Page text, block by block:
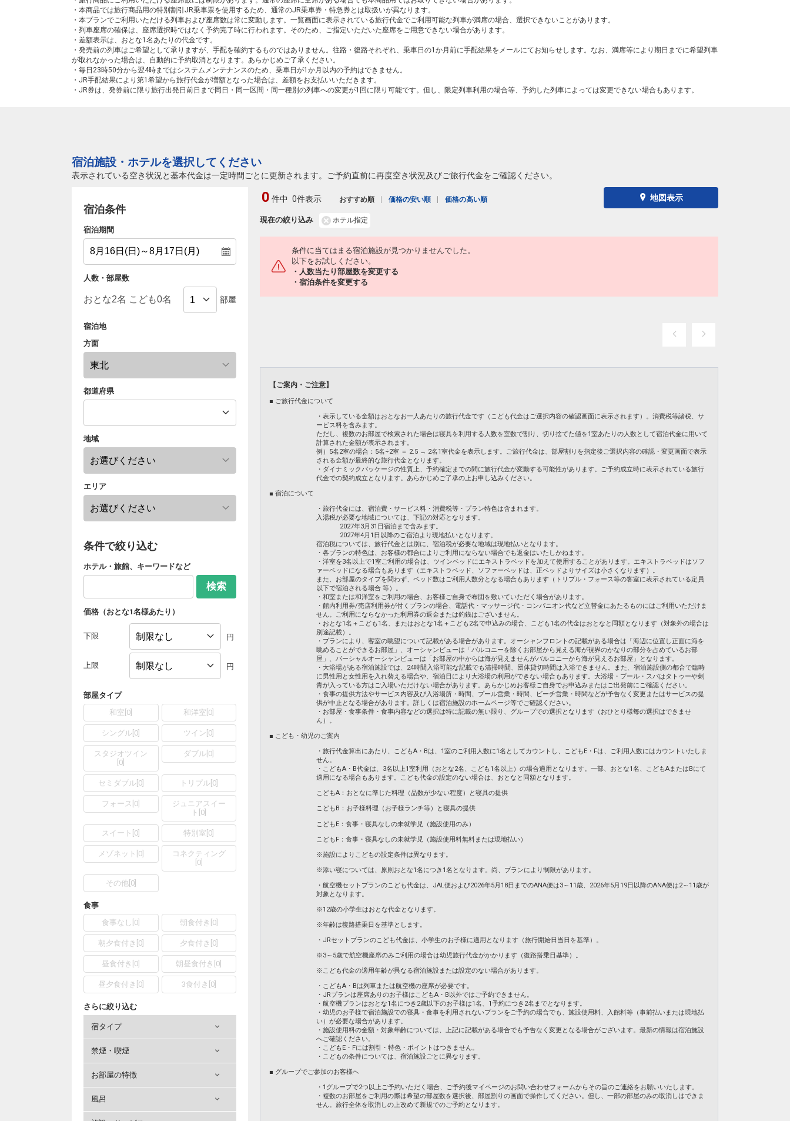
・本商品では旅行商品用の特別割引JR乗車票を使用するため、通常のJR乗車券・特急券とは取扱いが異なります。
・本プランでご利用いただける列車および座席数は常に変動します。一覧画面に表示されている旅行代金でご利用可能な列車が満席の場合、選択できないことがあります。
・列車座席の確保は、座席選択時ではなく予約完了時に行われます。そのため、ご指定いただいた座席をご用意できない場合があります。
・差額表示は、おとな1名あたりの代金です。
・発売前の列車はご希望として承りますが、手配を確約するものではありません。往路・復路それぞれ、乗車日の1か月前に手配結果をメールにてお知らせします。なお、満席等により期日までに希望列車
が取れなかった場合は、自動的に予約取消となります。あらかじめご了承ください。
・毎日23時50分から翌4時まではシステムメンテナンスのため、乗車日が1か月以内の予約はできません。
・JR手配結果により第1希望から旅行代金が増額となった場合は、差額をお支払いいただきます。
・JR券は、発券前に限り旅行出発日前日まで同日・同一区間・同一種別の列車への変更が1回に限り可能です。但し、限定列車利用の場合等、予約した列車によっては変更できない場合もあります。
宿泊施設・ホテルを選択してください
表示されている空き状況と基本代金は一定時間ごとに更新されます。ご予約直前に再度空き状況及びご旅行代金をご確認ください。
宿泊条件
宿泊期間
人数・部屋数
部屋
宿泊地
方面
都道府県
地域
エリア
条件で絞り込む
ホテル・旅館、キーワードなど
検索
価格（おとな1名様あたり）
下限 円
上限 円
部屋タイプ
和室 0 和洋室 0
シングル 0 ツイン 0
スタジオツイン
0
ダブル 0
セミダブル[ 0] トリプル[ 0]
フォース 0
ジュニアスイー
ト 0
スイート 0 特別室 0
メゾネット 0]
コネクティング
0]
その他[ 0]
食事
食事なし 0 朝食付き 0]
朝夕食付き 0] 夕食付き 0]
昼食付き 0 朝昼食付き 0
昼夕食付き 0] 3食付き 0]
さらに絞り込む
宿タイプ
禁煙・喫煙
お部屋の特徴
風呂
地図表示
現在の絞り込み ホテル指定
0 件中 0件表示 おすすめ順 価格の安い順 価格の高い順
条件に当てはまる宿泊施設が見つかりませんでした。
以下をお試しください。
・人数当たり部屋数を変更する
・宿泊条件を変更する
【ご案内・ご注意】
■ ご旅行代金について
・表示している金額はおとなお一人あたりの旅行代金です（こども代金はご選択内容の確認画面に表示されます）。消費税等諸税、サ
ービス料を含みます。
ただし、複数のお部屋で検索された場合は寝具を利用する人数を室数で割り、切り捨てた値を1室あたりの人数として宿泊代金に用いて
計算された金額が表示されます。
例）5名2室の場合：5名÷2室 ＝ 2.5 → 2名1室代金を表示します。ご旅行代金は、部屋割りを指定後ご選択内容の確認・変更画面で表示
される金額が最終的な旅行代金となります。
・ダイナミックパッケージの性質上、予約確定までの間に旅行代金が変動する可能性があります。ご予約成立時に表示されている旅行
代金での契約成立となります。あらかじめご了承の上お申し込みください。
■ 宿泊について
・旅行代金には、宿泊費・サービス料・消費税等・プラン特色は含まれます。
入湯税が必要な地域については、下記の対応となります。
2027年3月31日宿泊まで含みます。
2027年4月1日以降のご宿泊より現地払いとなります。
宿泊税については、旅行代金とは別に、宿泊税が必要な地域は現地払いとなります。
・各プランの特色は、お客様の都合によりご利用にならない場合でも返金はいたしかねます。
・洋室を3名以上で1室ご利用の場合は、ツインベッドにエキストラベッドを加えて使用することがあります。エキストラベッドはソフ
ァーベッドになる場合もあります（エキストラベッド、ソファーベッドは、正ベッドよりサイズは小さくなります）。
また、お部屋のタイプを問わず、ベッド数はご利用人数分となる場合もあります（トリプル・フォース等の客室に表示されている定員
以下で宿泊される場合 等）。
・和室または和洋室をご利用の場合、お客様ご自身で布団を敷いていただく場合があります。
・館内利用券/売店利用券が付くプランの場合、電話代・マッサージ代・コンパニオン代など立替金にあたるものにはご利用いただけま
せん。ご利用にならなかった利用券の返金または釣銭はございません。
・おとな1名＋こども1名、またはおとな1名＋こども2名で申込みの場合、こども1名の代金はおとなと同額となります（対象外の場合は
別途記載）。
・プランにより、客室の眺望について記載がある場合があります。オーシャンフロントの記載がある場合は「海辺に位置し正面に海を
眺めることができるお部屋」、オーシャンビューは「バルコニーを除くお部屋から見える海が視界のかなりの部分を占めているお部
屋」、パーシャルオーシャンビューは「お部屋の中からは海が見えませんがバルコニーから海が見えるお部屋」となります。
・大浴場がある宿泊施設では、24時間入浴可能な記載でも清掃時間、団体貸切時間は入浴できません。また、宿泊施設側の都合で臨時
に男性用と女性用を入れ替える場合や、宿泊日により大浴場の利用ができない場合もあります。大浴場・プール・スパはタトゥーや刺
青が入っている方はご入場いただけない場合があります。あらかじめお客様ご自身でお申込みまたはご出発前にご確認ください。
・食事の提供方法やサービス内容及び入浴場所・時間、プール営業・時間、ビーチ営業・時間などが予告なく変更またはサービスの提
供が中止となる場合があります。詳しくは宿泊施設のホームページ等でご確認ください。
・お部屋・食事条件・食事内容などの選択は特に記載の無い限り、グループでの選択となります（おひとり様毎の選択はできませ
ん）。
■ こども・幼児のご案内
・旅行代金算出にあたり、こどもA・Bは、1室のご利用人数に1名としてカウントし、こどもE・Fは、ご利用人数にはカウントいたしま
せん。
・こどもA・B代金は、3名以上1室利用（おとな2名、こども1名以上）の場合適用となります。一部、おとな1名、こどもAまたはBにて
適用になる場合もあります。こども代金の設定のない場合は、おとなと同額となります。
こどもA：おとなに準じた料理（品数が少ない程度）と寝具の提供
こどもB：お子様料理（お子様ランチ等）と寝具の提供
こどもE：食事・寝具なしの未就学児（施設使用のみ）
こどもF：食事・寝具なしの未就学児（施設使用料無料または現地払い）
※施設によりこどもの設定条件は異なります。
※添い寝については、原則おとな1名につき1名となります。尚、プランにより制限があります。
・航空機セットプランのこども代金は、JAL便および2026年5月18日までのANA便は3～11歳、2026年5月19日以降のANA便は2～11歳が
対象となります。
※12歳の小学生はおとな代金となります。
※年齢は復路搭乗日を基準とします。
・JRセットプランのこども代金は、小学生のお子様に適用となります（旅行開始日当日を基準）。
※3～5歳で航空機座席のみご利用の場合は幼児旅行代金がかかります（復路搭乗日基準）。
※こども代金の適用年齢が異なる宿泊施設または設定のない場合があります。
・こどもA・Bは列車または航空機の座席が必要です。
・JRプランは座席ありのお子様はこどもA・B以外ではご予約できません。
・航空機プランはおとな1名につき2歳以下のお子様は1名、1予約につき2名までとなります。
・幼児のお子様で宿泊施設での寝具・食事を利用されないプランをご予約の場合でも、施設使用料、入館料等（事前払いまたは現地払
い）が必要な場合があります。
・施設使用料の金額・対象年齢については、上記に記載がある場合でも予告なく変更となる場合がございます。最新の情報は宿泊施設
へご確認ください。
・こどもE・Fには割引・特色・ポイントはつきません。
・こどもの条件については、宿泊施設ごとに異なります。
■ グループでご参加のお客様へ
・1グループで2つ以上ご予約いただく場合、ご予約後マイページのお問い合わせフォームからその旨のご連絡をお願いいたします。
・複数のお部屋をご利用の際は希望の部屋数を選択後、部屋割りの画面で操作してください。但し、一部の部屋のみの取消しはできま
せん。旅行全体を取消しの上改めて新規でのご予約となります。